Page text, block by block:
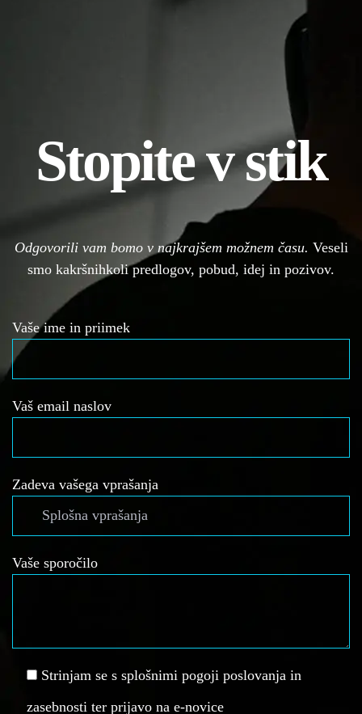
Stopite v stik
Odgovorili vam bomo v najkrajšem možnem času. Veseli
smo kakršnihkoli predlogov, pobud, idej in pozivov.
Vaše ime in priimek
Vaš email naslov
Zadeva vašega vprašanja
Vaše sporočilo
Strinjam se s splošnimi pogoji poslovanja in
zasebnosti ter prijavo na e-novice